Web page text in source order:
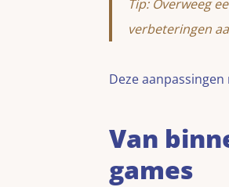
Tip: Overweeg
verbeteringen
Deze
Van
games